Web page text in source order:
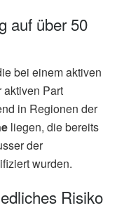
auf über 50
bei einem aktiven
Part
in Regionen der
liegen, die bereits
der
wurden.
Risiko